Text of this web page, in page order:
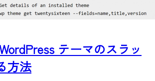
テーマのスラッ
方法